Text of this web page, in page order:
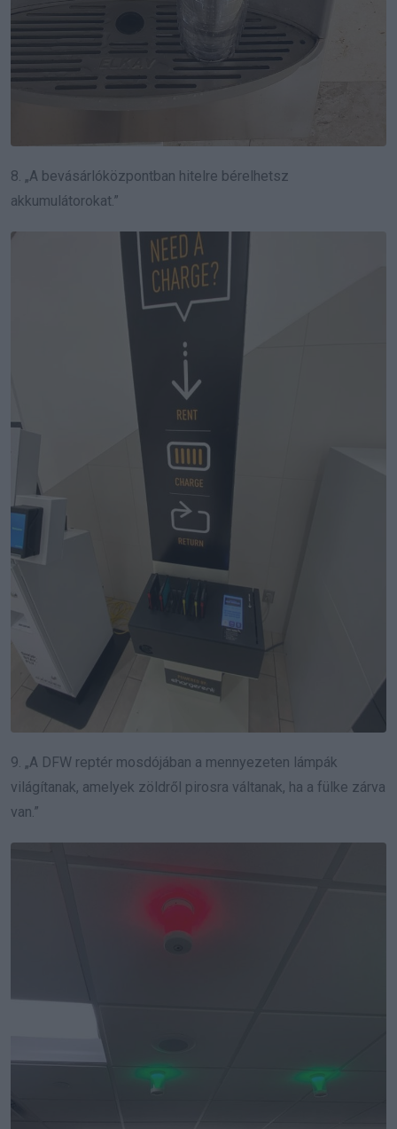
8. „A bevásárlóközpontban hitelre bérelhetsz
akkumulátorokat.”
9. „A DFW reptér mosdójában a mennyezeten lámpák
világítanak, amelyek zöldről pirosra váltanak, ha a fülke zárva
van.”